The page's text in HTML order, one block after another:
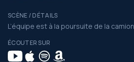
SCÈNE / DÉTAILS
L’équipe est à la poursuite de la
ÉCOUTER SUR